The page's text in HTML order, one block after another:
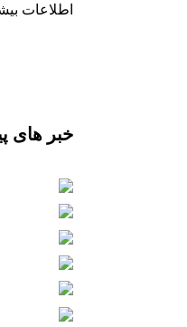
اطلاعات
خبر های